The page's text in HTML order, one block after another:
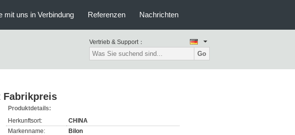
mit uns in Verbindung Referenzen Nachrichten
Vertrieb & Support：
Go
Fabrikpreis
Produktdetails:
Herkunftsort:
CHINA
Markenname:
Bilon